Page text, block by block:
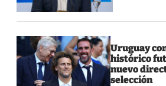
Uruguay
histórico
nuevo
selección